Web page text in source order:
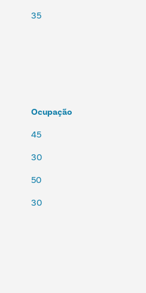
35
Ocupação
45
30
50
30